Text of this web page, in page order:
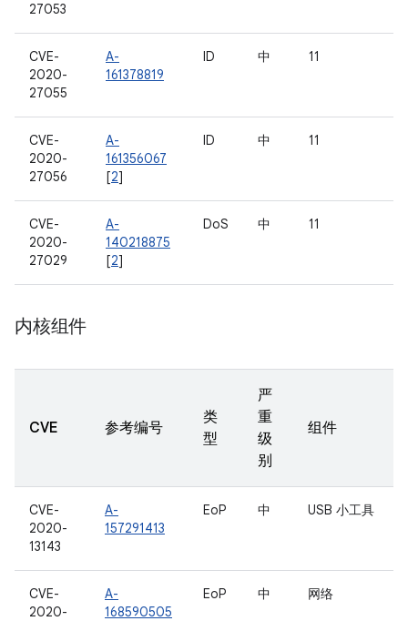
27053
CVE-
2020-
27055
A-
161378819
ID 中 11
CVE-
2020-
27056
A-
161356067
[2]
ID 中 11
CVE-
2020-
27029
A-
140218875
[2]
DoS 中 11
内核组件
CVE 参考编号
类
型
严
重
级
别
组件
CVE-
2020-
13143
A-
157291413
EoP 中 USB 小工具
CVE-
2020-
A-
168590505
EoP 中 网络